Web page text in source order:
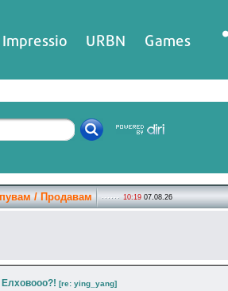
Impressio URBN Games
/ Продавам 10:19 07.08.26
Елховооо?! [re: ying_yang]